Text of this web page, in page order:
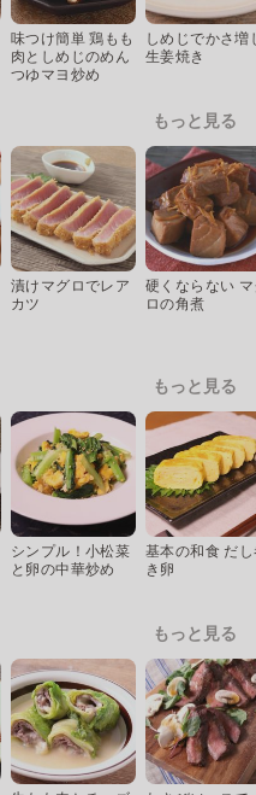
味つけ簡単 鶏もも
肉としめじのめん
つゆマヨ炒め
しめじでかさ増
生姜焼き
もっと見る
漬けマグロでレア
カツ
硬くならない
ロの角煮
もっと見る
シンプル！小松菜
と卵の中華炒め
基本の和食 だ
き卵
もっと見る